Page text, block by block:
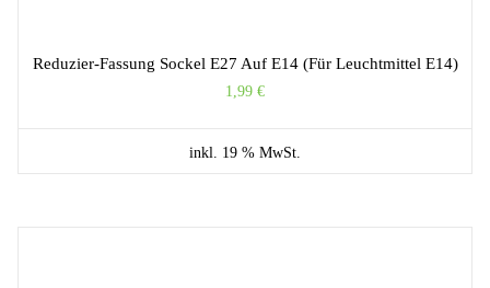
Reduzier-Fassung Sockel E27 Auf E14 (für Leuchtmittel E14)
1,99 €
inkl. 19 % MwSt.